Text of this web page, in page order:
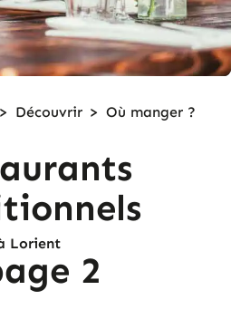
> Découvrir > Où manger ?
Lorient
2